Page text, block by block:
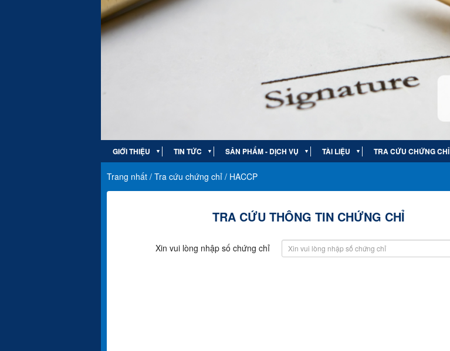
GIỚI THIỆU ▼ TIN TỨC ▼ SẢN PHẨM - DỊCH VỤ ▼ TÀI LIỆU ▼ TRA CỨU CHỨNG CHỈ
Trang nhất / Tra cứu chứng chỉ / HACCP
TRA CỨU THÔNG TIN CHỨNG CHỈ
Xin vui lòng nhập số chứng chỉ